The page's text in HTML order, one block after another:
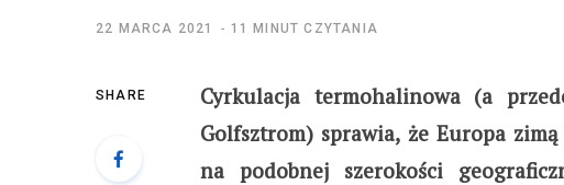
22 MARCA 2021 11 MINUT CZYTANIA
SHARE
Cyrkulacja termohalinowa (a
Golfsztrom) sprawia, że Europa
na podobnej szerokości